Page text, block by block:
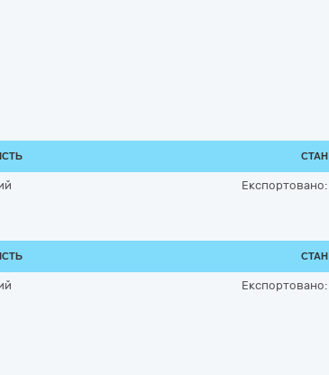
СТАН
Експортовано:
СТАН
Експортовано: